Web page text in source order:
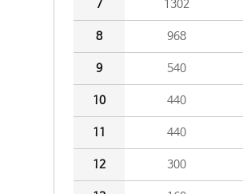
7 1302
8 968
9 540
10 440
11 440
12 300